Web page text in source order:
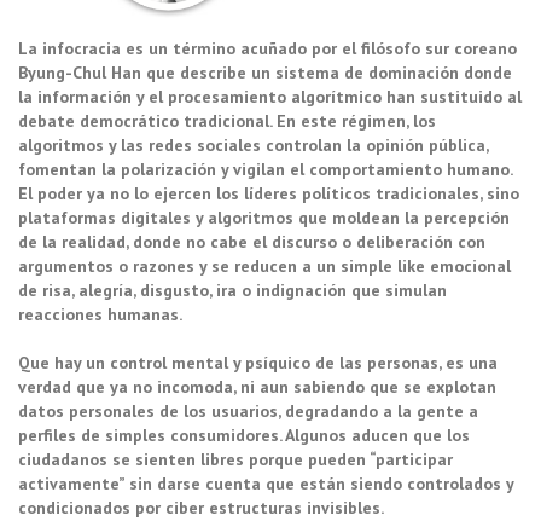
La infocracia es un término acuñado por el filósofo sur coreano
Byung-Chul Han que describe un sistema de dominación donde
la información y el procesamiento algorítmico han sustituido al
debate democrático tradicional. En este régimen, los
algoritmos y las redes sociales controlan la opinión pública,
fomentan la polarización y vigilan el comportamiento humano.
El poder ya no lo ejercen los líderes políticos tradicionales, sino
plataformas digitales y algoritmos que moldean la percepción
de la realidad, donde no cabe el discurso o deliberación con
argumentos o razones y se reducen a un simple like emocional
de risa, alegría, disgusto, ira o indignación que simulan
reacciones humanas.
Que hay un control mental y psíquico de las personas, es una
verdad que ya no incomoda, ni aun sabiendo que se explotan
datos personales de los usuarios, degradando a la gente a
perfiles de simples consumidores. Algunos aducen que los
ciudadanos se sienten libres porque pueden “participar
activamente” sin darse cuenta que están siendo controlados y
condicionados por ciber estructuras invisibles.